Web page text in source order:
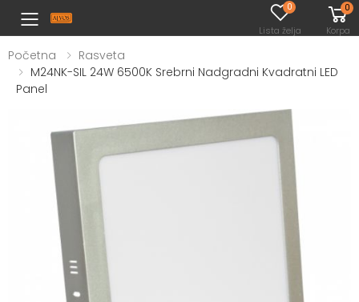
Toggle mobile menu
0
Lista želja
0
Korpa
Početna
Rasveta
M24NK-SIL 24W 6500K Srebrni Nadgradni Kvadratni LED
Panel